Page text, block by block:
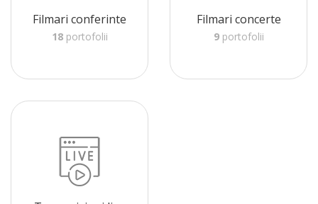
Filmari conferinte
18portofolii
Filmari concerte
9portofolii